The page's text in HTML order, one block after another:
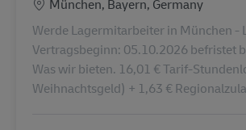
München, Bayern, Germany
Werde Lagermitarbeiter in München -
Vertragsbeginn: 05.10.2026 befristet
Was wir bieten. 16,01 € Tarif-
Weihnachtsgeld) + 1,63 €